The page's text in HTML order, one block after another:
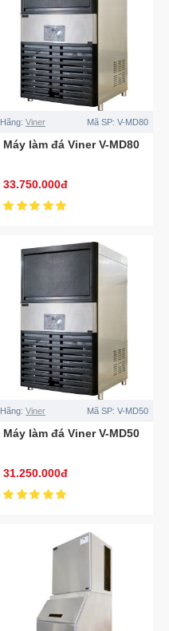
Hãng: Viner Mã SP: V-MD80
Máy làm đá Viner V-MD80
33.750.000đ
Hãng: Viner Mã SP: V-MD50
Máy làm đá Viner V-MD50
31.250.000đ